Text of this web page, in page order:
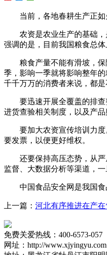
当前，各地春耕生产正如火
农资是农业生产的基础，是
强调的是，目前我国粮食总
粮食产量不能有滑坡，保障
季，影响一季就将影响整年
千千万万的消费者来说，都
要迅速开展全覆盖的排查
进货查验相关制度，以及产品
要加大农资宣传培训力度
要发票，以便更好维权。
还要保持高压态势，从严
监督、大数据分析等渠道，
中国食品安全网是我国食品
上一篇： 河北有序推进在产
免费关爱热线：400-6573-057
网址：http://www.xjyingyu.com